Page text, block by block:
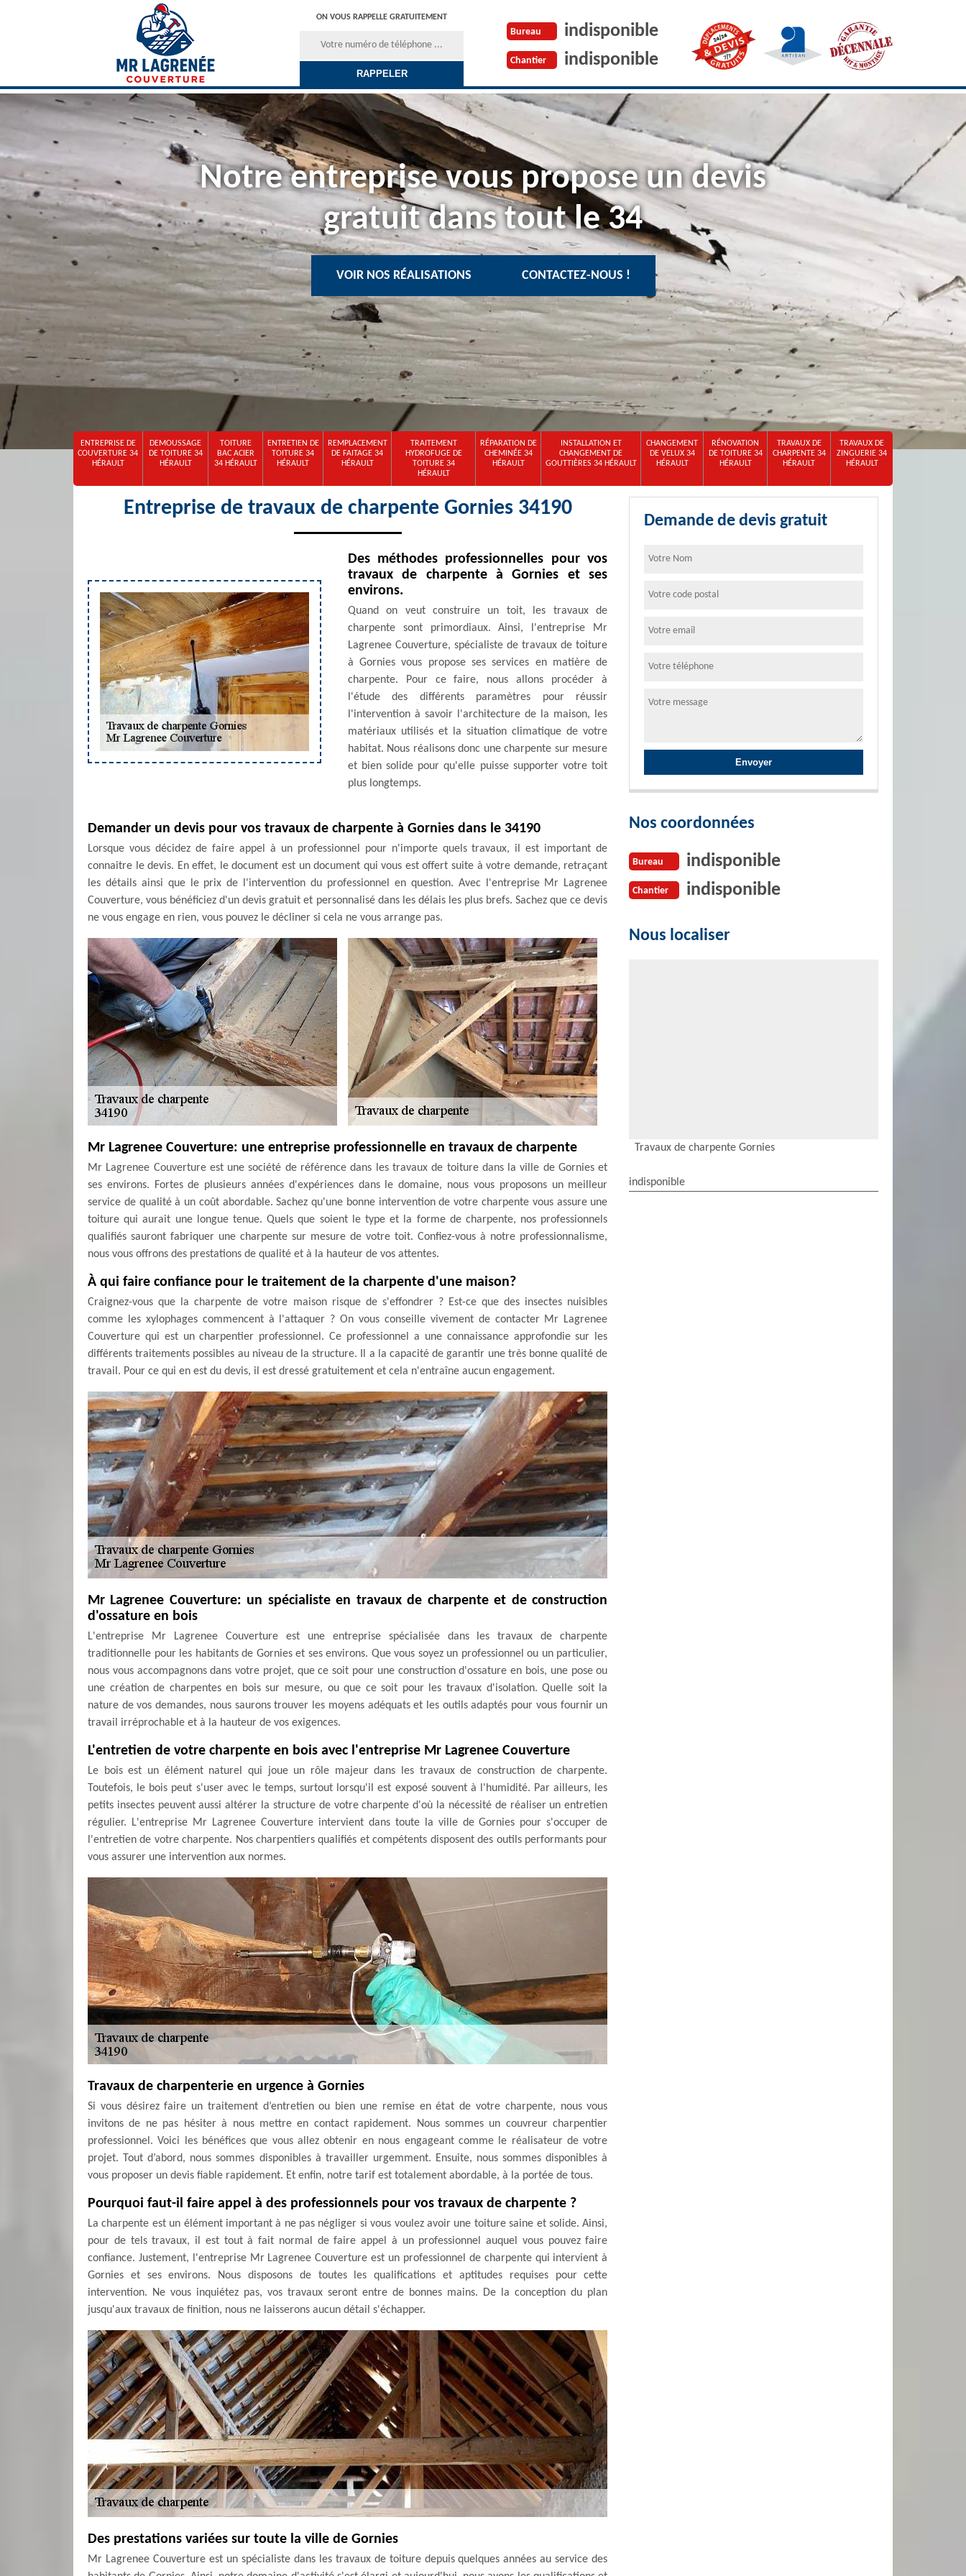
ON VOUS RAPPELLE GRATUITEMENT
Bureau indisponible
Chantier indisponible
Notre entreprise vous propose un devis
gratuit dans tout le 34
VOIR NOS RÉALISATIONS CONTACTEZ-NOUS !
ENTREPRISE DE
COUVERTURE 34
HÉRAULT
DEMOUSSAGE
DE TOITURE 34
HÉRAULT
TOITURE
BAC ACIER
34 HÉRAULT
ENTRETIEN DE
TOITURE 34
HÉRAULT
REMPLACEMENT
DE FAITAGE 34
HÉRAULT
TRAITEMENT
HYDROFUGE DE
TOITURE 34
HÉRAULT
RÉPARATION DE
CHEMINÉE 34
HÉRAULT
INSTALLATION ET
CHANGEMENT DE
GOUTTIÈRES 34 HÉRAULT
CHANGEMENT
DE VELUX 34
HÉRAULT
RÉNOVATION
DE TOITURE 34
HÉRAULT
TRAVAUX DE
CHARPENTE 34
HÉRAULT
TRAVAUX DE
ZINGUERIE 34
HÉRAULT
Entreprise de travaux de charpente Gornies 34190
Des méthodes professionnelles pour vos
travaux de charpente à Gornies et ses
environs.
Quand on veut construire un toit, les travaux de
charpente sont primordiaux. Ainsi, l'entreprise Mr
Lagrenee Couverture, spécialiste de travaux de toiture
à Gornies vous propose ses services en matière de
charpente. Pour ce faire, nous allons procéder à
l'étude des différents paramètres pour réussir
l'intervention à savoir l'architecture de la maison, les
matériaux utilisés et la situation climatique de votre
habitat. Nous réalisons donc une charpente sur mesure
et bien solide pour qu'elle puisse supporter votre toit
plus longtemps.
Demander un devis pour vos travaux de charpente à Gornies dans le 34190
Lorsque vous décidez de faire appel à un professionnel pour n'importe quels travaux, il est important de
connaitre le devis. En effet, le document est un document qui vous est offert suite à votre demande, retraçant
les détails ainsi que le prix de l'intervention du professionnel en question. Avec l'entreprise Mr Lagrenee
Couverture, vous bénéficiez d'un devis gratuit et personnalisé dans les délais les plus brefs. Sachez que ce devis
ne vous engage en rien, vous pouvez le décliner si cela ne vous arrange pas.
Mr Lagrenee Couverture: une entreprise professionnelle en travaux de charpente
Mr Lagrenee Couverture est une société de référence dans les travaux de toiture dans la ville de Gornies et
ses environs. Fortes de plusieurs années d'expériences dans le domaine, nous vous proposons un meilleur
service de qualité à un coût abordable. Sachez qu'une bonne intervention de votre charpente vous assure une
toiture qui aurait une longue tenue. Quels que soient le type et la forme de charpente, nos professionnels
qualifiés sauront fabriquer une charpente sur mesure de votre toit. Confiez-vous à notre professionnalisme,
nous vous offrons des prestations de qualité et à la hauteur de vos attentes.
À qui faire confiance pour le traitement de la charpente d'une maison?
Craignez-vous que la charpente de votre maison risque de s'effondrer ? Est-ce que des insectes nuisibles
comme les xylophages commencent à l'attaquer ? On vous conseille vivement de contacter Mr Lagrenee
Couverture qui est un charpentier professionnel. Ce professionnel a une connaissance approfondie sur les
différents traitements possibles au niveau de la structure. Il a la capacité de garantir une très bonne qualité de
travail. Pour ce qui en est du devis, il est dressé gratuitement et cela n'entraîne aucun engagement.
Mr Lagrenee Couverture: un spécialiste en travaux de charpente et de construction
d'ossature en bois
L'entreprise Mr Lagrenee Couverture est une entreprise spécialisée dans les travaux de charpente
traditionnelle pour les habitants de Gornies et ses environs. Que vous soyez un professionnel ou un particulier,
nous vous accompagnons dans votre projet, que ce soit pour une construction d'ossature en bois, une pose ou
une création de charpentes en bois sur mesure, ou que ce soit pour les travaux d'isolation. Quelle soit la
nature de vos demandes, nous saurons trouver les moyens adéquats et les outils adaptés pour vous fournir un
travail irréprochable et à la hauteur de vos exigences.
L'entretien de votre charpente en bois avec l'entreprise Mr Lagrenee Couverture
Le bois est un élément naturel qui joue un rôle majeur dans les travaux de construction de charpente.
Toutefois, le bois peut s'user avec le temps, surtout lorsqu'il est exposé souvent à l'humidité. Par ailleurs, les
petits insectes peuvent aussi altérer la structure de votre charpente d'où la nécessité de réaliser un entretien
régulier. L'entreprise Mr Lagrenee Couverture intervient dans toute la ville de Gornies pour s'occuper de
l'entretien de votre charpente. Nos charpentiers qualifiés et compétents disposent des outils performants pour
vous assurer une intervention aux normes.
Travaux de charpenterie en urgence à Gornies
Si vous désirez faire un traitement d’entretien ou bien une remise en état de votre charpente, nous vous
invitons de ne pas hésiter à nous mettre en contact rapidement. Nous sommes un couvreur charpentier
professionnel. Voici les bénéfices que vous allez obtenir en nous engageant comme le réalisateur de votre
projet. Tout d’abord, nous sommes disponibles à travailler urgemment. Ensuite, nous sommes disponibles à
vous proposer un devis fiable rapidement. Et enfin, notre tarif est totalement abordable, à la portée de tous.
Pourquoi faut-il faire appel à des professionnels pour vos travaux de charpente ?
La charpente est un élément important à ne pas négliger si vous voulez avoir une toiture saine et solide. Ainsi,
pour de tels travaux, il est tout à fait normal de faire appel à un professionnel auquel vous pouvez faire
confiance. Justement, l'entreprise Mr Lagrenee Couverture est un professionnel de charpente qui intervient à
Gornies et ses environs. Nous disposons de toutes les qualifications et aptitudes requises pour cette
intervention. Ne vous inquiétez pas, vos travaux seront entre de bonnes mains. De la conception du plan
jusqu'aux travaux de finition, nous ne laisserons aucun détail s'échapper.
Des prestations variées sur toute la ville de Gornies
Mr Lagrenee Couverture est un spécialiste dans les travaux de toiture depuis quelques années au service des
Demande de devis gratuit
Nos coordonnées
Bureau indisponible
Chantier indisponible
Nous localiser
Travaux de charpente Gornies
indisponible